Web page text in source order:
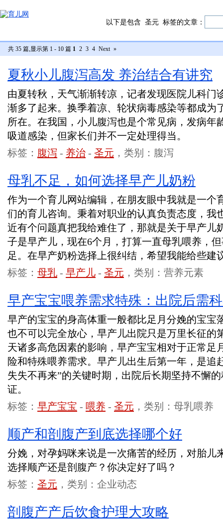
以下是包含 圣元 标签的文章：
共 35 篇,显示第 1 - 10 篇 1 2 3 4 Next »
夏秋小儿腹泻高发 养治结合有讲究
由夏转秋，天气渐渐转凉，记者发现医院儿科门
渐多了起来。换季着凉、轮状病毒感染等都成为
所在。在我国，小儿腹泻也是个常见病，发病年
吸道感染，但家长们并不一定处理得当。
标签： 腹泻 - 养治 - 圣元 ，类别：腹泻
母乳不足，如何选择早产儿奶粉
作为一个育儿网站编辑，在朋友眼中我就是一个
们的育儿咨询。秉着对职业的认真负责态度，我
近有个问题真把我给难住了，那就是关于早产儿
子是早产儿，现在6个月，打算一直母乳喂养，
足。在早产奶粉选择上很纠结，希望我能给些建
标签： 母乳 - 早产儿 - 圣元 ，类别：营养元素
早产宝宝喂养需求特殊：出院后需
早产的宝宝的身高体重一般都比足月分娩的宝宝
也不可以完全放心，早产儿出院只是万里长征的
天诸多高危因素的影响，早产宝宝相对于正常足
险和特殊喂养需求。早产儿出生后第一年，是追
失失不再来”的关键时期，出院后长期坚持不懈
证。
标签： 早产宝宝 - 喂养 - 圣元 ，类别：母乳喂养
顺产和剖腹产到底选择哪个好
分娩，对孕妈咪来说是一次痛苦的经历，对胎儿
选择顺产还是剖腹产？你决定好了吗？
标签： 圣元 ，类别：企业动态
剖腹产产后饮食护理大攻略